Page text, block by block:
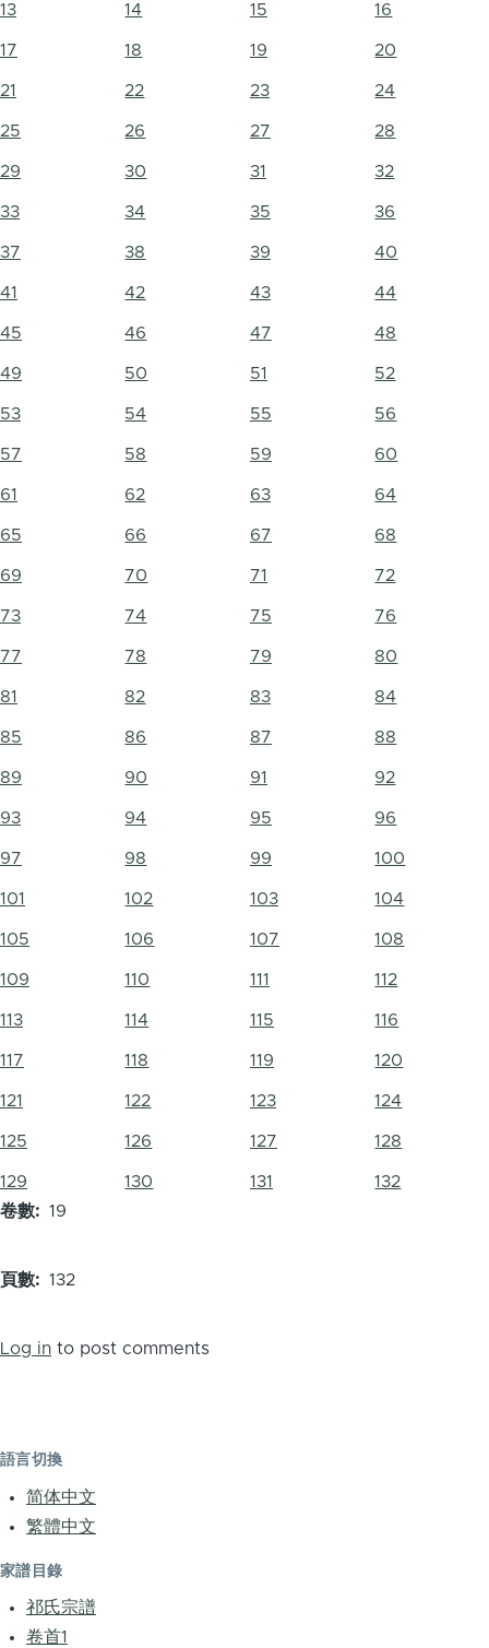
13 14 15 16
17 18 19 20
21 22 23 24
25 26 27 28
29 30 31 32
33 34 35 36
37 38 39 40
41 42 43 44
45 46 47 48
49 50 51 52
53 54 55 56
57 58 59 60
61 62 63 64
65 66 67 68
69 70 71 72
73 74 75 76
77 78 79 80
81 82 83 84
85 86 87 88
89 90 91 92
93 94 95 96
97 98 99 100
101 102 103 104
105 106 107 108
109 110 111 112
113 114 115 116
117 118 119 120
121 122 123 124
125 126 127 128
129 130 131
132
卷數
19
頁數 132
Log in to post comments
語言切換
简体中文
繁體中文
家譜目錄
祁氏宗譜
卷首1